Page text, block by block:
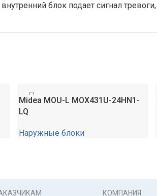
блок подает сигнал
Midea MOU-L MOX431U-24HN1-
LQ
Наружные блоки
КОМПАНИЯ